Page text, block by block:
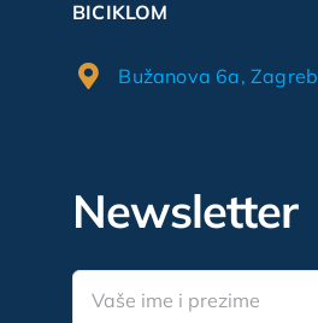
BICIKLOM
Bužanova 6a, Zagreb
Newsletter